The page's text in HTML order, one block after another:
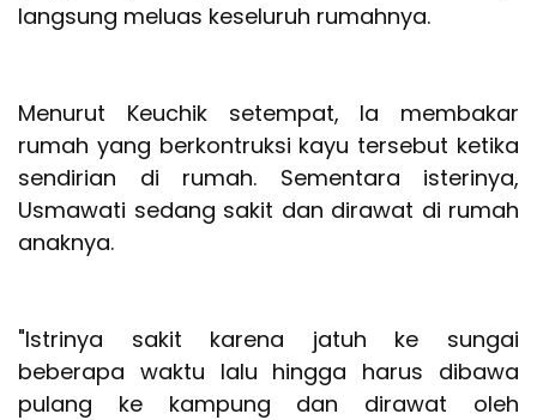
langsung meluas keseluruh rumahnya.
Menurut Keuchik setempat, Ia membakar
rumah yang berkontruksi kayu tersebut ketika
sendirian di rumah. Sementara isterinya,
Usmawati sedang sakit dan dirawat di rumah
anaknya.
"Istrinya sakit karena jatuh ke sungai
beberapa waktu lalu hingga harus dibawa
pulang ke kampung dan dirawat oleh